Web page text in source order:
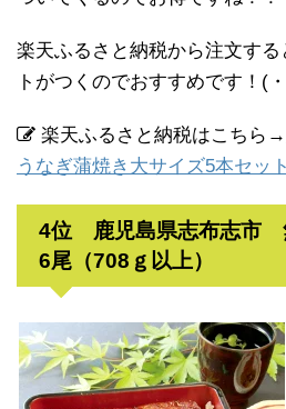
楽天ふるさと納税から注文す
トがつくのでおすすめです！(
楽天ふるさと納税はこちら→
うなぎ蒲焼き大サイズ5本セッ
4位 鹿児島県志布志市
6尾（708ｇ以上）